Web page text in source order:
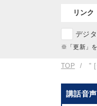
リンク
デジ
※「更新」
TOP " [
講話音